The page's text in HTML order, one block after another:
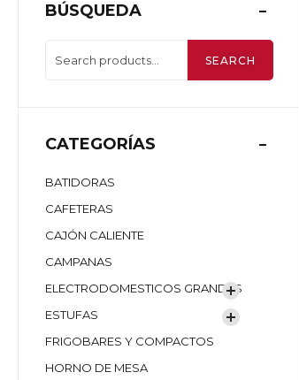
BÚSQUEDA
SEARCH
CATEGORÍAS
BATIDORAS
CAFETERAS
CAJÓN CALIENTE
CAMPANAS
ELECTRODOMESTICOS GRANDES
ESTUFAS
FRIGOBARES Y COMPACTOS
HORNO DE MESA